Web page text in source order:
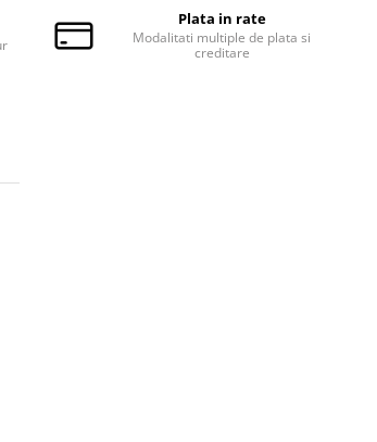
Plata in rate
Modalitati multiple de plata si
creditare